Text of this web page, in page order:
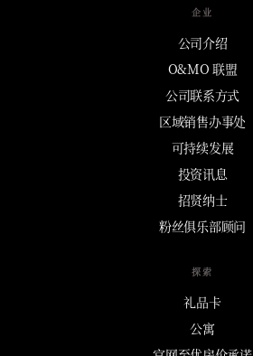
企业
公司介绍
O&MO 联盟
公司联系方式
区域销售办事处
可持续发展
投资讯息
招贤纳士
粉丝俱乐部顾问
探索
礼品卡
公寓